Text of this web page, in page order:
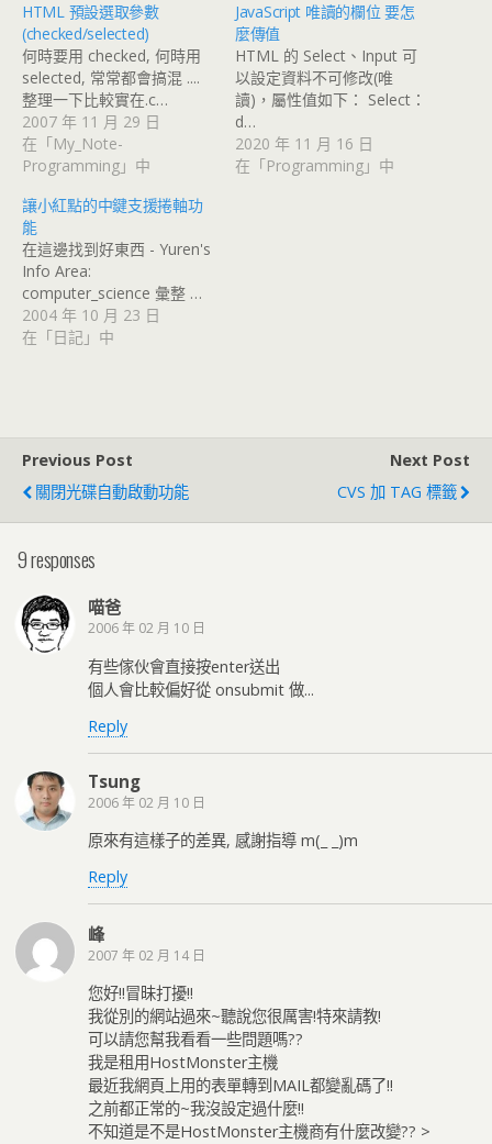
HTML 預設選取參數
(checked/selected)
何時要用 checked, 何時用
selected, 常常都會搞混 ....
整理一下比較實在.c…
2007 年 11 月 29 日
在「My_Note-
Programming」中
JavaScript 唯讀的欄位 要怎
麼傳值
HTML 的 Select、Input 可
以設定資料不可修改(唯
讀)，屬性值如下： Select：
d…
2020 年 11 月 16 日
在「Programming」中
讓小紅點的中鍵支援捲軸功
能
在這邊找到好東西 - Yuren's
Info Area:
computer_science 彙整 …
2004 年 10 月 23 日
在「日記」中
Previous Post
關閉光碟自動啟動功能
Next Post
CVS 加 TAG 標籤
9 responses
喵爸
2006 年 02 月 10 日
有些傢伙會直接按enter送出
個人會比較偏好從 onsubmit 做...
Reply
Tsung
2006 年 02 月 10 日
原來有這樣子的差異, 感謝指導 m(_ _)m
Reply
峰
2007 年 02 月 14 日
您好!!冒昧打擾!!
我從別的網站過來~聽說您很厲害!特來請教!
可以請您幫我看看一些問題嗎??
我是租用HostMonster主機
最近我網頁上用的表單轉到MAIL都變亂碼了!!
之前都正常的~我沒設定過什麼!!
不知道是不是HostMonster主機商有什麼改變?? >